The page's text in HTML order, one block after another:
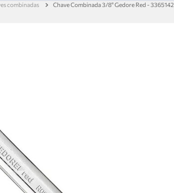
combinadas Chave Combinada 3/8'' Gedore Red - 3365142